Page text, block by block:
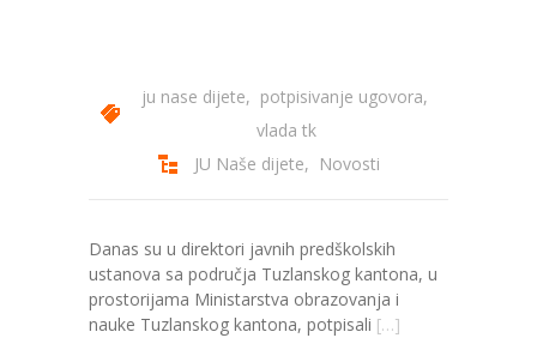
---- Plan javnih nabavki
---- Osnovni elementi ugovora
-- Konkursi
Edukacije
ju nase dijete, potpisivanje ugovora,
vlada tk
JU Naše dijete, Novosti
Danas su u direktori javnih predškolskih
ustanova sa područja Tuzlanskog kantona, u
prostorijama Ministarstva obrazovanja i
nauke Tuzlanskog kantona, potpisali […]